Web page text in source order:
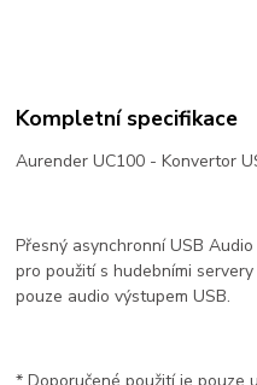
Kompletní specifikace
Aurender UC100 - Konvertor
Přesný asynchronní USB
pro použití s ​​hudebními
pouze audio výstupem USB.